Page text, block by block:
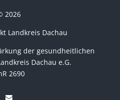
2026
Landkreis Dachau
der gesundheitlichen
Dachau e.G.
2690